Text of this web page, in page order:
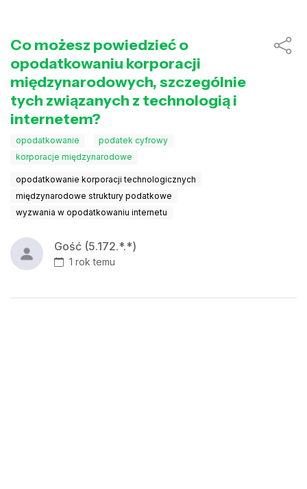
Co możesz powiedzieć o
opodatkowaniu korporacji
międzynarodowych, szczególnie
tych związanych z technologią i
internetem?
opodatkowanie
podatek cyfrowy
korporacje międzynarodowe
opodatkowanie korporacji technologicznych
międzynarodowe struktury podatkowe
wyzwania w opodatkowaniu internetu
Gość (5.172.*.*)
1 rok temu